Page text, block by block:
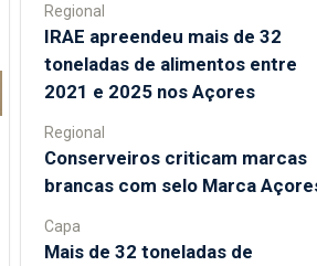
Regional
IRAE apreendeu mais de 32
toneladas de alimentos entre
2021 e 2025 nos Açores
Regional
Conserveiros criticam marcas
brancas com selo Marca
Capa
Mais de 32 toneladas de